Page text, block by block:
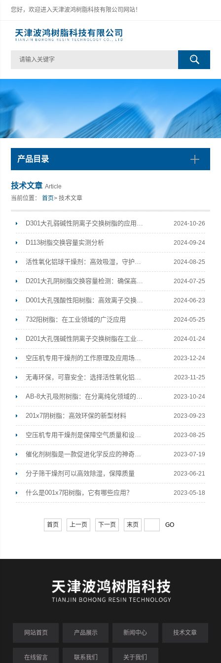
您好，欢迎进入天津波鸿树脂科技有限公司网站！
产品目录
技术文章 Article
当前位置：首页> 技术文章
D301大孔弱碱性阴离子交换树脂的应用与优势 2024-10-26
D113树脂交换容量实测分析 2024-09-24
活性氧化铝球干燥剂：高效吸湿，守护干爽环境的卫士 2024-08-25
D201大孔阴树脂交换容量检测：确保高效水处理的基石 2024-07-25
D001大孔强酸性阳树脂：高效离子交换材料的应用与前景 2024-06-23
732阳树脂：在工业领域的广泛应用 2024-05-25
D201大孔强碱性阴离子交换树脂在工业废水处理中的应用前景 2024-01-24
空压机专用干燥剂的工作原理及应用场景解析 2023-12-24
无毒环保，可靠安全：选择活性氧化铝球干燥剂的理由 2023-11-25
AB-8大孔吸附树脂：在分离纯化领域的重要应用 2023-10-24
201x7阴树脂：高效环保的新型材料 2023-09-23
空压机专用干燥剂是保障空气质量和设备可靠性的重要选择 2023-08-25
催化剂树脂是一款促进化学反应的神奇材料 2023-07-19
分子筛干燥剂可以高效除湿，保障质量 2023-06-21
什么是001x7阳树脂，它有哪些应用？ 2023-05-18
首页 上一页 下一页 末页
网站首页 产品展示 新闻中心 技术文章
在线留言 联系我们 关于我们